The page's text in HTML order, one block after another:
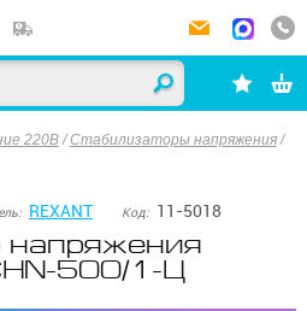
220В /Стабилизаторы напряжения /
REXANT Код: 11-5018
напряжения
500/1-Ц